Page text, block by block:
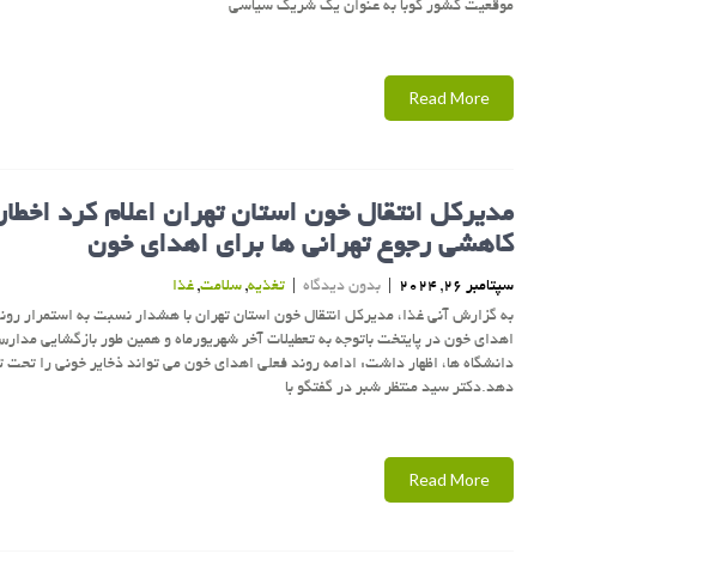
موقعیت کشور کوبا به عنوان یک شریک سیاسی
Read More
مدیركل انتقال خون استان تهران اعلام كرد
کاهشی رجوع تهرانی ها برای اهدای خون
سپتامبر 26, 2024 بدون دیدگاه تغذیه, سلامت, غذا
به گزارش آنی غذا، مدیرکل انتقال خون استان تهران با هشدار نسبت به استمرار
اهدای خون در پایتخت باتوجه به تعطیلات آخر شهریورماه و همین طور بازگشایی
دانشگاه ها، اظهار داشت: ادامه روند فعلی اهدای خون می تواند ذخایر خونی را تحت
دهد.دکتر سید منتظر شبر در گفتگو با
Read More